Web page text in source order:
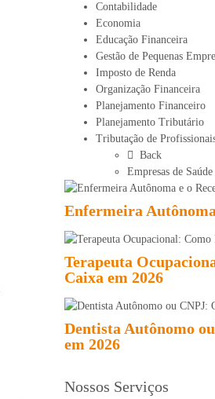
Contabilidade
Economia
Educação Financeira
Gestão de Pequenas
Imposto de Renda
Organização Financeira
Planejamento Financeiro
Planejamento Tributário
Tributação de
Back
Empresas de Saúde
Enfermeira
Terapeuta
Caixa em 2026
Dentista Autônomo
em 2026
Nossos Serviços